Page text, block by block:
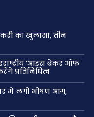
का खुलासा, तीन
‘आइस ब्रेकर ऑफ
प्रतिनिधित्व
में लगी भीषण आग,